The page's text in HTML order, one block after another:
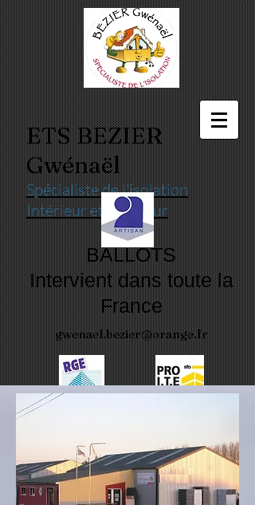
ETS BEZIER
Gwénaël
Spécialiste de l'isolation
Intérieur et extérieur
BALLOTS
Intervient dans toute la
France
gwenael.bezier@orange.fr
DEPUIS 1995